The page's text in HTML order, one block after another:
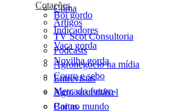
Clima
Artigos
TV Scot Consultoria
Podcasts
Agronegócio na mídia
Entrevistas
Agro sustentável
Cartas
Cotações
Boi gordo
Indicadores
Vaca gorda
Novilha gorda
Couro e sebo
Mercado futuro
Boi no mundo